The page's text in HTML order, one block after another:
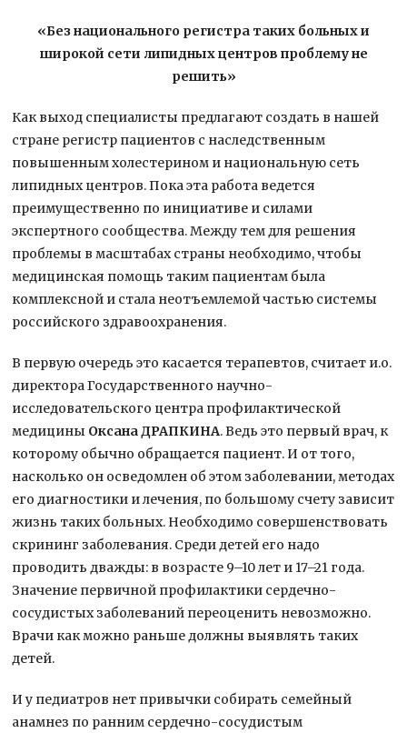
«Без национального регистра таких больных и
широкой сети липидных центров проблему не
решить»
Как выход специалисты предлагают создать в нашей
стране регистр пациентов с наследственным
повышенным холестерином и национальную сеть
липидных центров. Пока эта работа ведется
преимущественно по инициативе и силами
экспертного сообщества. Между тем для решения
проблемы в масштабах страны необходимо, чтобы
медицинская помощь таким пациентам была
комплексной и стала неотъемлемой частью системы
российского здравоохранения.
В первую очередь это касается терапевтов, считает и.о.
директора Государственного научно-
исследовательского центра профилактической
медицины Оксана ДРАПКИНА. Ведь это первый врач, к
которому обычно обращается пациент. И от того,
насколько он осведомлен об этом заболевании, методах
его диагностики и лечения, по большому счету зависит
жизнь таких больных. Необходимо совершенствовать
скрининг заболевания. Среди детей его надо
проводить дважды: в возрасте 9–10 лет и 17–21 года.
Значение первичной профилактики сердечно-
сосудистых заболеваний переоценить невозможно.
Врачи как можно раньше должны выявлять таких
детей.
И у педиатров нет привычки собирать семейный
анамнез по ранним сердечно-сосудистым